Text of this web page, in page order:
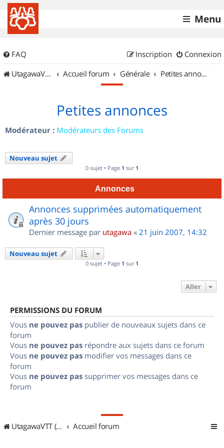
Menu
FAQ Connexion
Inscription
UtagawaVTT (Randos VTT et VTTAE avec traces GPS)
Accueil forum Générale Petites annonces
Petites annonces
Modérateur : Modérateurs des Forums
Nouveau sujet
0 sujet • Page 1 sur 1
Annonces
Annonces supprimées automatiquement
après 30 jours
Dernier message par utagawa « 21 juin 2007, 14:32
Nouveau sujet
0 sujet • Page 1 sur 1
Aller
PERMISSIONS DU FORUM
Vous ne pouvez pas publier de nouveaux sujets dans ce
forum
Vous ne pouvez pas répondre aux sujets dans ce forum
Vous ne pouvez pas modifier vos messages dans ce
forum
Vous ne pouvez pas supprimer vos messages dans ce
forum
UtagawaVTT (Randos VTT et VTTAE avec traces GPS) Accueil forum